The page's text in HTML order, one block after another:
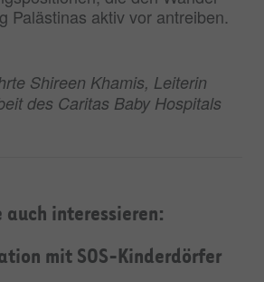
Palästinas aktiv vor antreiben.
Shireen Khamis, Leiterin
des Caritas Baby Hospitals
auch interessieren:
mit SOS-Kinderdörfer